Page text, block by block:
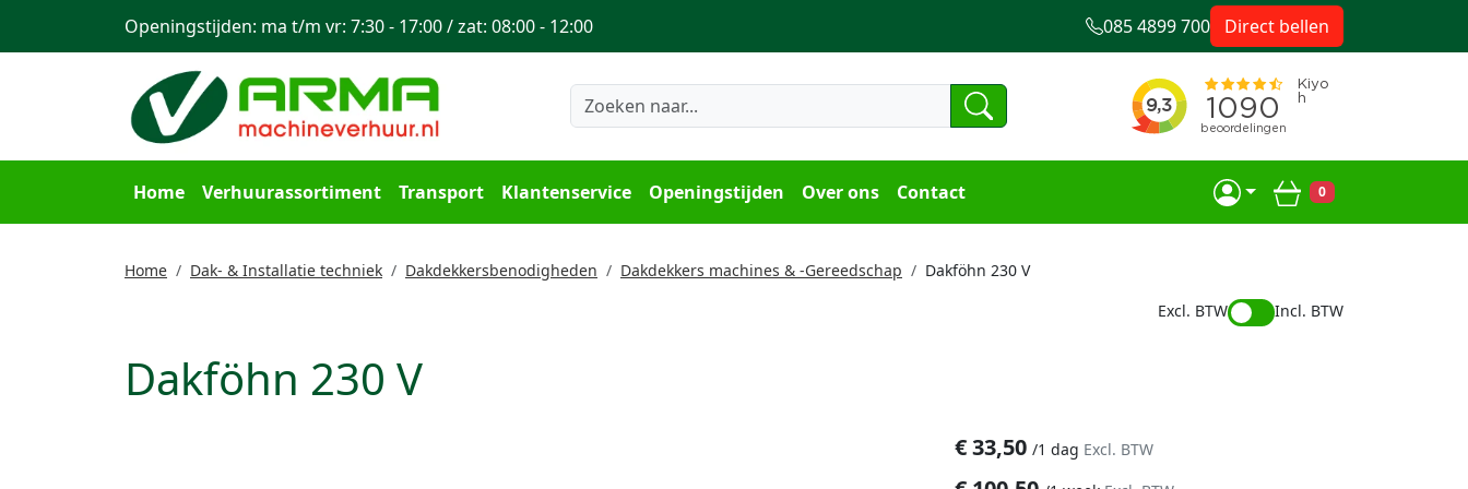
Home Verhuurassortiment Transport Klantenservice Openingstijden Over ons Contact Winkelwagen
0
Openingstijden: ma t/m vr: 7:30 - 17:00 / zat: 08:00 - 12:00 085 4899 700 Direct bellen
Home Dak- & Installatie techniek Dakdekkersbenodigheden Dakdekkers machines & -Gereedschap
Dakföhn 230 V
Excl. BTW
Incl. BTW
Dakföhn 230 V
€33,50 /1 dag Excl. BTW